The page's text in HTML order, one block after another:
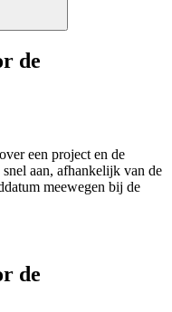
de
een project en de
aan, afhankelijk van de
meewegen bij de
de